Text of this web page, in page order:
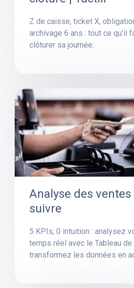
Z de caisse, ticket X,
archivage 6 ans : tout ce qu'il
clôturer sa journée.
Analyse des ventes
suivre
5 KPIs, 0 intuition : analysez
temps réel avec le Tableau
transformez les données en